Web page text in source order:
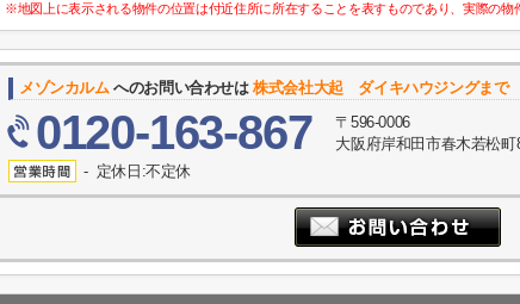
※地図上に表示される物件の位置は付近住所に所在することを表すものであり、実際の物
メゾンカルムへのお問い合わせは株式会社大起 ダイキハウジングまで
0120-163-867
〒596-0006
大阪府岸和田市春木若松町
- 定休日:不定休